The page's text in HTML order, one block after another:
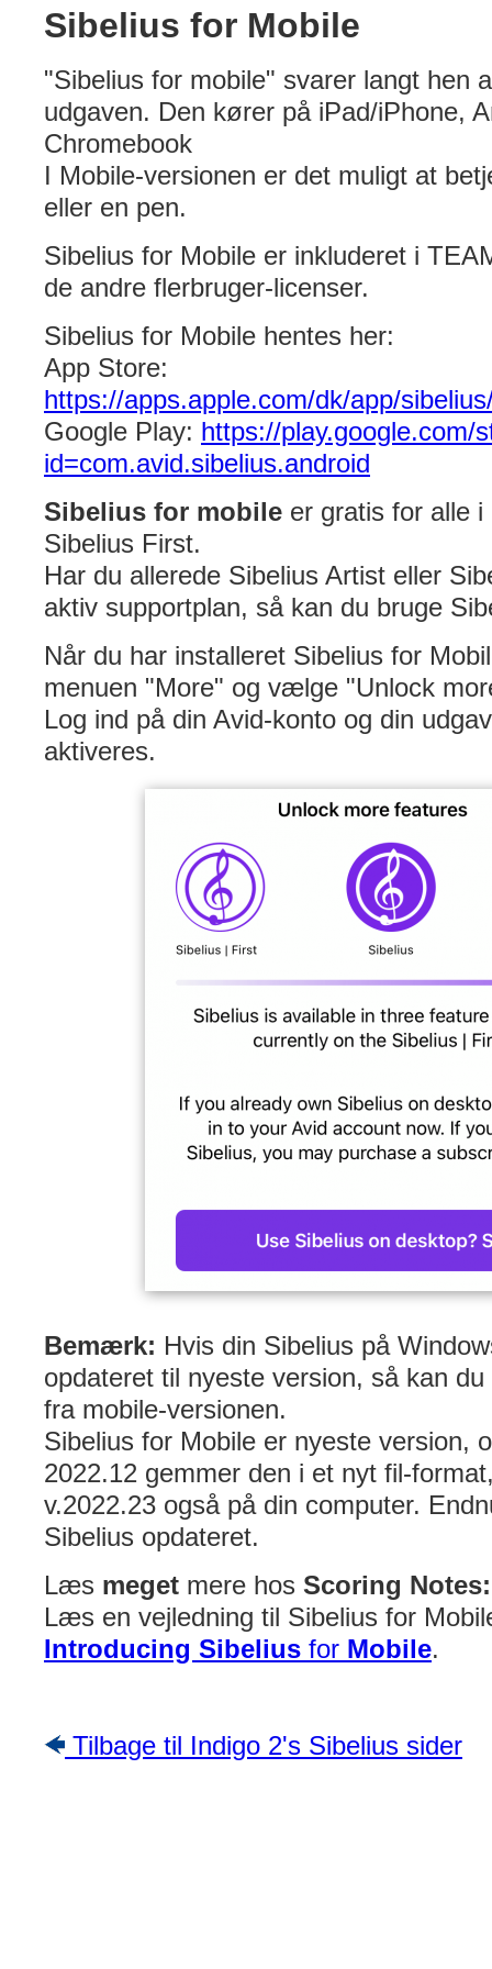
Sibelius for Mobile
"Sibelius for mobile" svarer langt hen
udgaven. Den kører på iPad/iPhone,
Chromebook
I Mobile-versionen er det muligt at
eller en pen.
Sibelius for Mobile er inkluderet i
de andre flerbruger-licenser.
Sibelius for Mobile hentes her:
App Store:
https://apps.apple.com/dk/app/
Google Play: https://play.google.com/
id=com.avid.sibelius.android
Sibelius for mobile er gratis for alle
Sibelius First.
Har du allerede Sibelius Artist eller
aktiv supportplan, så kan du bruge
Når du har installeret Sibelius for
menuen "More" og vælge "Unlock
Log ind på din Avid-konto og din
aktiveres.
Bemærk: Hvis din Sibelius på
opdateret til nyeste version, så kan
fra mobile-versionen.
Sibelius for Mobile er nyeste version,
2022.12 gemmer den i et nyt fil-
v.2022.23 også på din computer.
Sibelius opdateret.
Læs meget mere hos Scoring Notes:
Læs en vejledning til Sibelius for
Introducing Sibelius for Mobile.
Tilbage til Indigo 2's Sibelius sider